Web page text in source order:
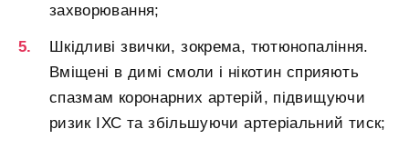
захворювання;
Шкідливі звички, зокрема, тютюнопаління.
Вміщені в димі смоли і нікотин сприяють
спазмам коронарних артерій, підвищуючи
ризик ІХС та збільшуючи артеріальний тиск;